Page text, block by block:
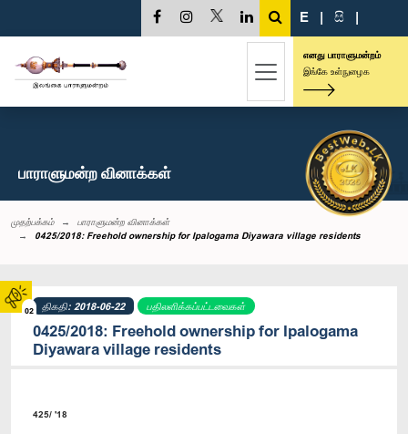
02
E | සි |
எனது பாராளுமன்றம்
இங்கே உள்நுழைக
பாராளுமன்ற வினாக்கள்
முதற்பக்கம்
பாராளுமன்ற வினாக்கள்
0425/2018: Freehold ownership for Ipalogama Diyawara village residents
திகதி: 2018-06-22 பதிலளிக்கப்பட்டவைகள்
0425/2018: Freehold ownership for Ipalogama
Diyawara village residents
425/ '18